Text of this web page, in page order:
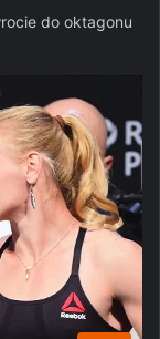
do oktagonu